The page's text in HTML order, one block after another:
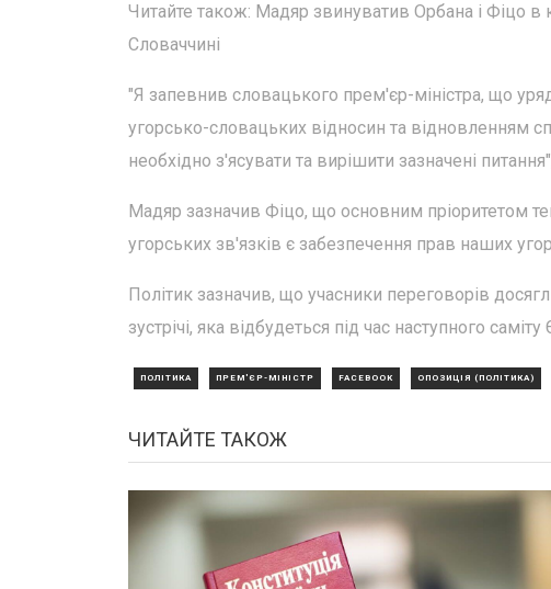
Читайте також: Мадяр звинуватив Орбана і Фіцо в
Словаччині
"Я запевнив словацького прем'єр-міністра, що
угорсько-словацьких відносин та відновленням
необхідно з'ясувати та вирішити зазначені
Мадяр зазначив Фіцо, що основним пріоритетом
угорських зв'язків є забезпечення прав наших
Політик зазначив, що учасники переговорів
зустрічі, яка відбудеться під час наступного
ПОЛІТИКА ПРЕМ'ЄР-МІНІСТР FACEBOOK ОПОЗИЦІЯ (ПОЛІТИКА)
ЧИТАЙТЕ ТАКОЖ